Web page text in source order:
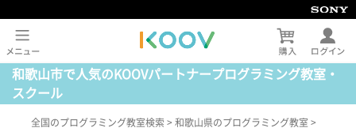
和歌山市で人気のKOOVパートナープログラミング教室・
スクール
全国のプログラミング教室検索 > 和歌山県のプログラミング教室 >